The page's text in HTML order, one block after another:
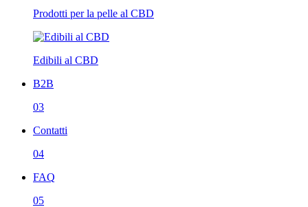
Prodotti per la pelle al CBD
Edibili al CBD
B2B
03
Contatti
04
FAQ
05